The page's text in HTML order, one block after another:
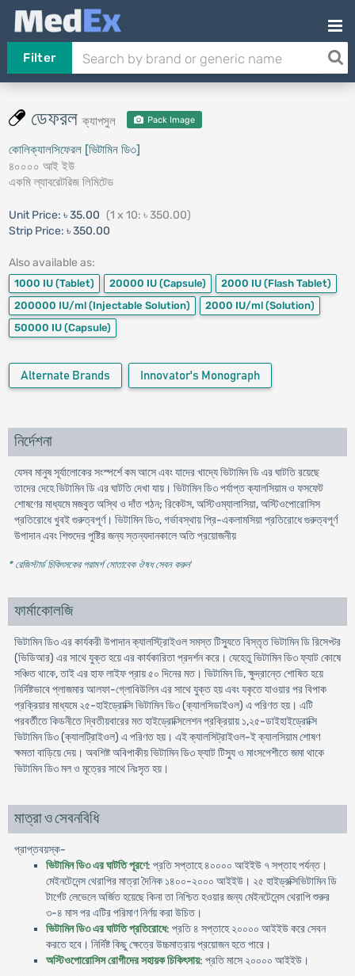
Filter
ডেফরলক্যাপসুল Pack Image
কোলিক্যালসিফেরল [ভিটামিন ডি৩]
৪০০০০ আই ইউ
একমি ল্যাবরেটরিজ লিমিটেড
Unit Price: ৳ 35.00 (1 x 10: ৳ 350.00)
Strip Price: ৳ 350.00
Also available as:
1000 IU (Tablet) 20000 IU (Capsule) 2000 IU (Flash Tablet)
200000 IU/ml (Injectable Solution) 2000 IU/ml (Solution)
50000 IU (Capsule)
Alternate Brands Innovator's Monograph
নির্দেশনা
যেসব মানুষ সূর্যালোকের সংস্পর্শে কম আসে এবং যাদের খাদ্যে ভিটামিন ডি এর ঘাটতি রয়েছে
তাদের দেহে ভিটামিন ডি এর ঘাটতি দেখা যায়। ভিটামিন ডি৩ পর্যাপ্ত ক্যালসিয়াম ও ফসফেট
শোষণের মাধ্যমে মজবুত অস্থি ও দাঁত গঠন; রিকেটস, অস্টিওম্যালাসিয়া, অস্টিওপোরোসিস
প্রতিরোধে খুবই গুরুত্বপূর্ণ। ভিটামিন ডি৩, গর্ভাবস্থায় প্রি-একলামসিয়া প্রতিরোধে গুরুত্বপূর্ণ
উপাদান এবং শিশুদের পুষ্টির জন্য স্তন্যদানকালে অতি প্রয়োজনীয়
* রেজিস্টার্ড চিকিৎসকের পরামর্শ মোতাবেক ঔষধ সেবন করুন'
ফার্মাকোলজি
ভিটামিন ডি৩ এর কার্যকরী উপাদান ক্যালস্ট্রিাইওল সমস্ত টিস্যুতে বিস্তৃত ভিটামিন ডি রিসেপ্টর
(ভিডিআর) এর সাথে যুক্ত হয়ে এর কার্যকারিতা প্রদর্শন করে। যেহেতু ভিটামিন ডি৩ ফ্যাট কোষে
সঞ্চিত থাকে, তাই এর হাফ লাইফ প্রায় ৫০ দিনের মত। ভিটামিন ডি, ক্ষুদ্রান্তে শোষিত হয়ে
নির্দিষ্টভাবে প্লাজমার আলফা-গ্লোবিউলিন এর সাথে যুক্ত হয় এবং যকৃতে যাওয়ার পর বিপাক
প্রক্রিয়ার মাধ্যমে ২৫-হাইড্রোক্সি ভিটামিন ডি৩ (ক্যালসিডাইওল) এ পরিণত হয়। এটি
পরবর্তীতে কিডনীতে দ্বিতীয়বারের মত হাইড্রোক্সিলেশন প্রক্রিয়ায় ১,২৫-ডাইহাইড্রোক্সি
ভিটামিন ডি৩ (ক্যালট্রিাইওল) এ পরিণত হয়। এই ক্যালসিট্রাইওল-ই ক্যালসিয়াম শোষণ
ক্ষমতা বাড়িয়ে দেয়। অবশিষ্ট অবিপাকীয় ভিটামিন ডি৩ ফ্যাট টিস্যু ও মাংসপেশীতে জমা থাকে
ভিটামিন ডি৩ মল ও মূত্রের সাথে নিঃসৃত হয়।
মাত্রা ও সেবনবিধি
প্রাপ্তবয়স্ক-
ভিটামিন ডি৩ এর ঘাটতি পূরণে: প্রতি সপ্তাহে ৪০০০০ আইইউ ৭ সপ্তাহ পর্যন্ত।
মেইনটেনেন্স থেরাপির মাত্রা দৈনিক ১৪০০-২০০০ আইইউ। ২৫ হাইড্রক্সিভিটামিন ডি
টার্গেট লেভেলে অর্জিত হয়েছে কিনা তা নিশ্চিত হওয়ার জন্য মেইনটেনেন্স থেরাপি শুরুর
৩-৪ মাস পর এটির পরিমাণ নির্ণয় করা উচিত।
ভিটামিন ডি৩ এর ঘাটতি প্রতিরোধে: প্রতি ৪ সপ্তাহে ২০০০০ আইইউ করে সেবন
করতে হবে। নির্দিষ্ট কিছু ক্ষেত্রে উচ্চমাত্রায় প্রয়োজন হতে পারে।
অস্টিওপোরোসিস রোগীদের সহায়ক চিকিৎসায়: প্রতি মাসে ২০০০০ আইইউ।